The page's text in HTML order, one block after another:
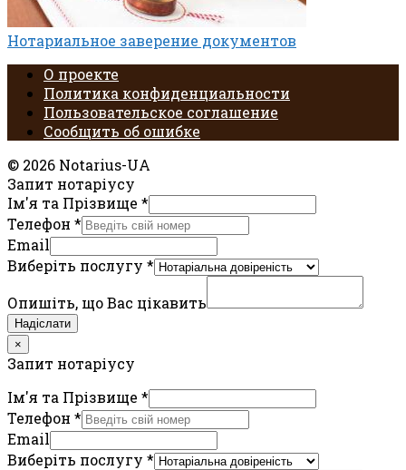
Нотариальное заверение документов
О проекте
Политика конфиденциальности
Пользовательское соглашение
Сообщить об ошибке
© 2026 Notarius-UA
Запит нотаріусу
Ім'я та Прізвище *
Телефон *
Email
Виберіть послугу *
Опишіть, що Вас цікавить
Надіслати
×
Запит нотаріусу
Ім'я та Прізвище *
Телефон *
Email
Виберіть послугу *